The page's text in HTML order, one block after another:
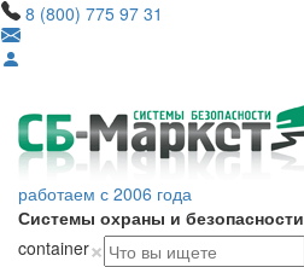
8 (800) 775 97 31
работаем с 2006 года
Системы охраны и безопасности
container×